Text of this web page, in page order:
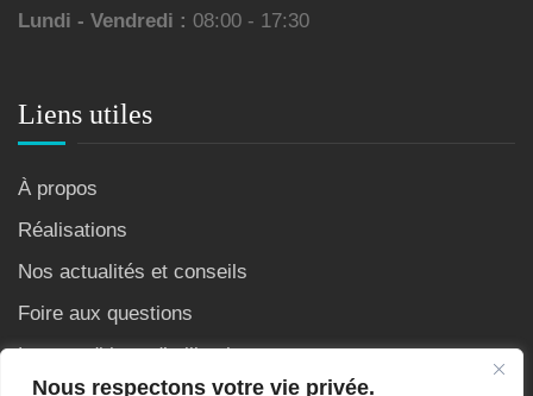
Nous respectons votre vie privée.
Lundi - Vendredi : 08:00 - 17:30
Liens utiles
À propos
Réalisations
Nos actualités et conseils
Foire aux questions
Les conditions d’utilisation